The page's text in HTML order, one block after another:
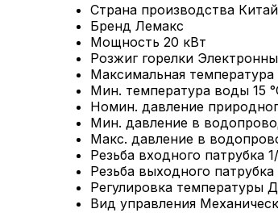
Страна производства Китай
Бренд Лемакс
Мощность 20 кВт
Розжиг горелки
Максимальная
Мин. температура воды 15
Номин. давление
Мин. давление в
Макс. давление в
Резьба входного патрубка
Резьба выходного патрубка
Регулировка температуры
Вид управления